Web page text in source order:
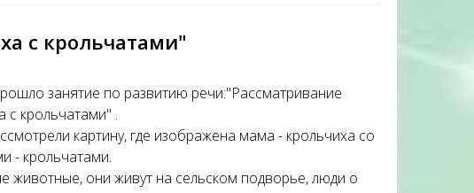
с крольчатами"
занятие по развитию речи:"Рассматривание
с крольчатами" .
картину, где изображена мама - крольчиха со
- крольчатами.
животные, они живут на сельском подворье, люди о